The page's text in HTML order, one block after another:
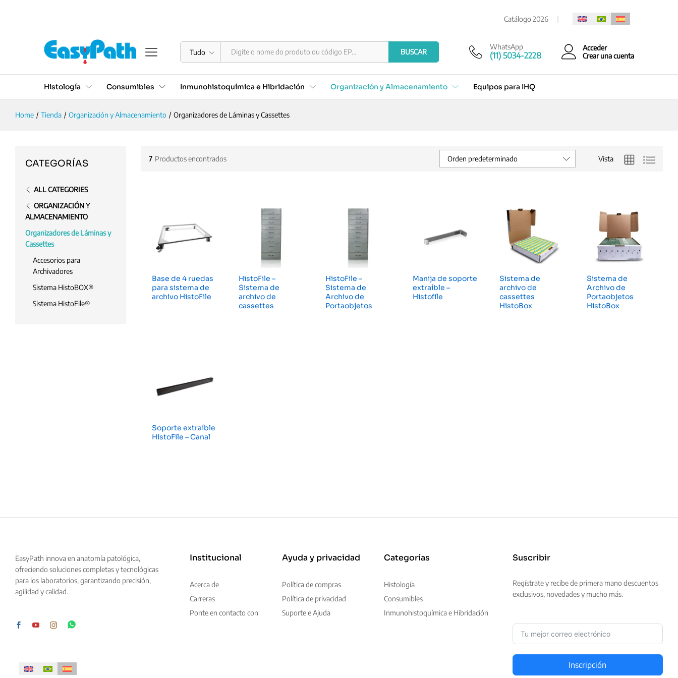
Catálogo 2026
Tudo BUSCAR
WhatsApp
(11) 5034-2228
Acceder
Crear una cuenta
Histología Consumibles Inmunohistoquímica e Hibridación Organización y Almacenamiento Equipos para IHQ
Home / Tienda / Organización y Almacenamiento / Organizadores de Láminas y Cassettes
7 Productos encontrados Vista
Orden predeterminado
Base de 4 ruedas
para sistema de
archivo HistoFile
HistoFile –
Sistema de
archivo de
cassettes
HistoFile –
Sistema de
Archivo de
Portaobjetos
Manija de soporte
extraíble –
Histofile
Sistema de
archivo de
cassettes
HistoBox
Sistema de
Archivo de
Portaobjetos
HistoBox
Soporte extraíble
HistoFile – Canal
CATEGORÍAS
ALL CATEGORIES
ORGANIZACIÓN Y
ALMACENAMIENTO
Organizadores de Láminas y
Cassettes
Accesorios para
Archivadores
Sistema HistoBOX®
Sistema HistoFile®
EasyPath innova en anatomía patológica,
ofreciendo soluciones completas y tecnológicas
para los laboratorios, garantizando precisión,
agilidad y calidad.
Institucional
Acerca de
Carreras
Ponte en contacto con
Ayuda y privacidad
Política de compras
Política de privacidad
Suporte e Ajuda
Categorías
Histología
Consumibles
Inmunohistoquímica e Hibridación
Suscribir
Regístrate y recibe de primera mano descuentos
exclusivos, novedades y mucho más.
Inscripción